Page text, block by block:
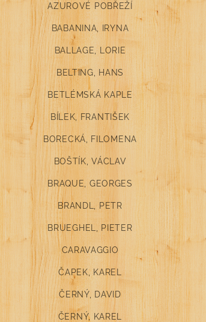
AZUROVÉ POBŘEŽÍ
BABANINA, IRYNA
BALLAGE, LORIE
BELTING, HANS
BETLÉMSKÁ KAPLE
BÍLEK, FRANTIŠEK
BORECKÁ, FILOMENA
BOŠTÍK, VÁCLAV
BRAQUE, GEORGES
BRANDL, PETR
BRUEGHEL, PIETER
CARAVAGGIO
ČAPEK, KAREL
ČERNÝ, DAVID
ČERNÝ, KAREL